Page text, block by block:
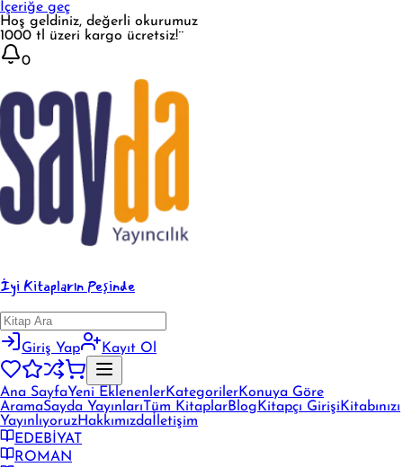
İçeriğe geç
Hoş geldiniz, değerli okurumuz
1000 tl üzeri kargo ücretsiz!¨
0
İyi Kitapların Peşinde
Giriş Yap Kayıt Ol
Ana SayfaYeni EklenenlerKategorilerKonuya Göre
AramaSayda Yayınları Tüm KitaplarBlog Kitapçı Girişi Kitabınızı
YayınlıyoruzHakkımızda İletişim
EDEBİYAT
ROMAN